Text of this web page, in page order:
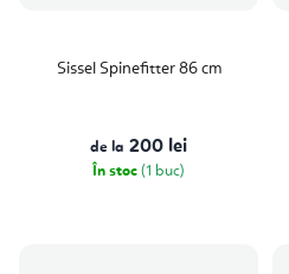
Sissel Spinefitter 86 cm
de la 200 lei
În stoc (1 buc)